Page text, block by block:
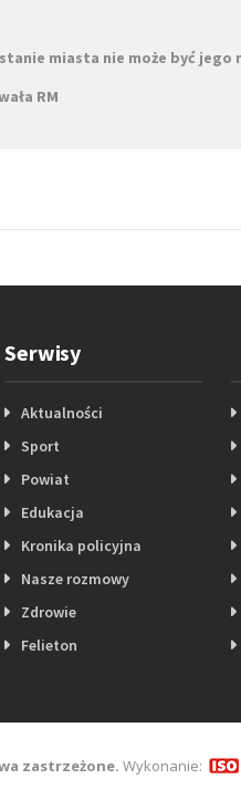
miasta nie może być jego
RM
Serwisy
Aktualności
Sport
Powiat
Edukacja
Kronika policyjna
Nasze rozmowy
Zdrowie
Felieton
zastrzeżone. Wykonanie: